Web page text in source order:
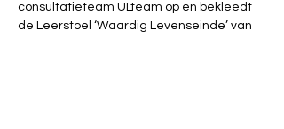
consultatieteam ULteam op en bekleedt
de Leerstoel ‘Waardig Levenseinde’ van